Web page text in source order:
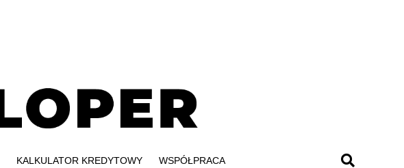
KALKULATOR KREDYTOWY WSPÓŁPRACA